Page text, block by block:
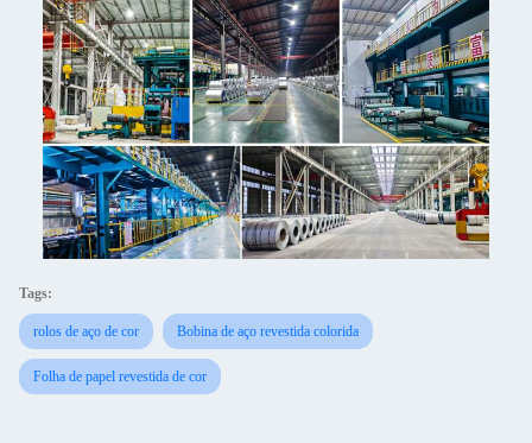
Tags:
rolos de aço de cor Bobina de aço revestida colorida
Folha de papel revestida de cor